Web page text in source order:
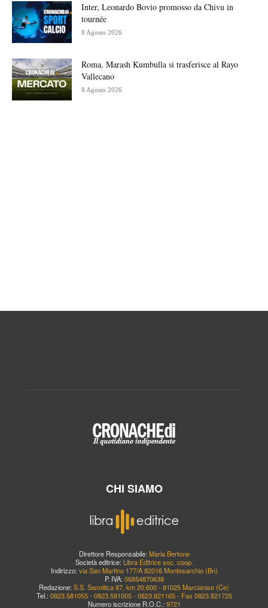
Inter, Leonardo Bovio promosso da Chivu in
tournée
8 Agosto 2026
Roma, Marash Kumbulla si trasferisce al Rayo
Vallecano
8 Agosto 2026
CHI SIAMO
Direttore Responsabile: Maria Bertone
Società editrice: Libra Editrice soc. coop.
Indirizzo: via San Martino 177/A 82016 Montesarchio (Bn)
P. IVA: 06854870638
Redazione: S.S. Sannitica 87, km 20,600 - 81025 Marcianise (Ce)
Tel.: 0823.581055 - 0823.581005 - 0823.821165 - Fax 0823.821725
Numero iscrizione R.O.C.: 9721